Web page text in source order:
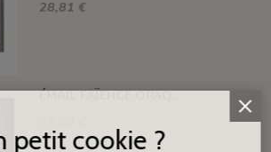
28,81 €
ÉMAIL FAÏENCE OPAQUE CRAQUELÉ BRILLANT BLEU ROI 5934 ancien E31018/4
petit cookie ?